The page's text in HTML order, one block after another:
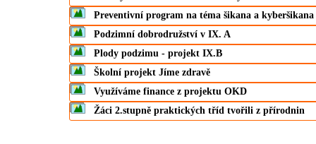
Preventivní program na téma šikana a kyberšikana
Podzimní dobrodružství v IX. A
Plody podzimu - projekt IX.B
Školní projekt Jíme zdravě
Využíváme finance z projektu OKD
Žáci 2.stupně praktických tříd tvořili z přírodnin